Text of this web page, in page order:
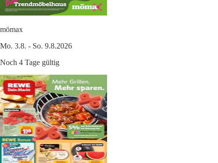
mömax
Mo. 3.8. - So. 9.8.2026
Noch 4 Tage gültig